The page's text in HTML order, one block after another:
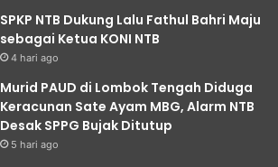
SPKP NTB Dukung Lalu Fathul Bahri Maju
sebagai Ketua KONI NTB
4 hari ago
Murid PAUD di Lombok Tengah Diduga
Keracunan Sate Ayam MBG, Alarm NTB
Desak SPPG Bujak Ditutup
5 hari ago